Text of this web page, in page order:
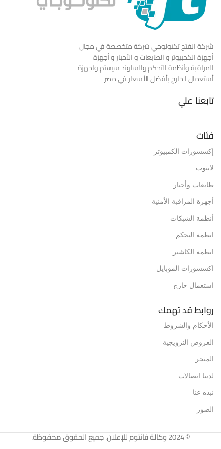
شركة الفتح تكنولوجي شركة متخصصة في مجال
أجهزة الكمبيوتر و الطابعات و الأحبار و أجهزة
المراقبة وأنظمة التحكم والساوند سيستم واجهزة
أستعمال الخارج بأفضل الأسعار في مصر
تابعنا علي
فئات
إكسسورات الكمبيوتر
لابتوب
طابعات وأحبار
أجهزة المراقبة الأمنية
أنظمة الشبكات
انظمة التحكم
انظمة الكاشير
اكسسورات الموبايل
استعمال خارج
روابط قد تهمك
الأحكام والشروط
العروض الترويجية
المتجر
لدينا اتصالات
نبذه عنا
الصور
© 2024 وكالة فانتوم للإعلان. جميع الحقوق محفوظة.